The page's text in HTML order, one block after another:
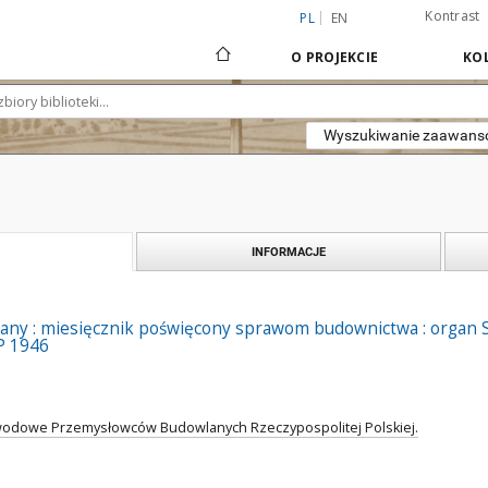
PL EN Kontrast
O PROJEKCIE
Wyszukiwanie
INFORMACJE
: miesięcznik poświęcony sprawom budownictwa : organ
1946
Przemysłowców Budowlanych Rzeczypospolitej Polskiej.